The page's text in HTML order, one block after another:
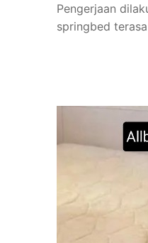
Pengerjaan
springbed